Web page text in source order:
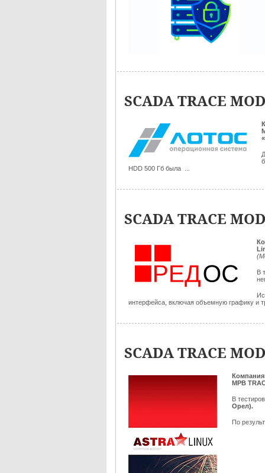
SCADA TRACE
HDD 500 Гб была ...
SCADA TRACE
В
интерфейса, включая объемную графику и
SCADA TRACE
Компания
МРВ
В
Орел).
По